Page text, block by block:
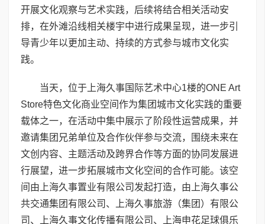
开展文化观察与艺术实践，后续将结合相关活动安
排，在外滩沿线相关楼宇中进行成果呈现，进一步引
导青少年以更加主动、持续的方式参与城市文化实
践。
当天，位于上海久事国际艺术中心1楼的ONE Art
Store特色文化商业空间作为集团城市文化实践的重要
载体之一，在活动中集中展示了阶段性运营成果，并
邀请集团兄弟单位及合作伙伴参与交流，围绕未来在
文创内容、主题活动及跨界合作等方面的协同发展进
行展望，进一步拓展城市文化空间的合作可能。该空
间由上海久事置业有限公司发起打造，由上海久事公
共交通集团有限公司、上海久事旅游（集团）有限公
司、上海久事文化传播有限公司、上海申花足球俱乐